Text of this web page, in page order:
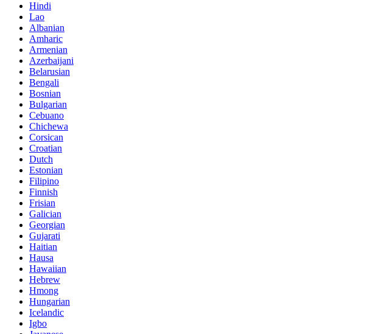
Hindi
Lao
Albanian
Amharic
Armenian
Azerbaijani
Belarusian
Bengali
Bosnian
Bulgarian
Cebuano
Chichewa
Corsican
Croatian
Dutch
Estonian
Filipino
Finnish
Frisian
Galician
Georgian
Gujarati
Haitian
Hausa
Hawaiian
Hebrew
Hmong
Hungarian
Icelandic
Igbo